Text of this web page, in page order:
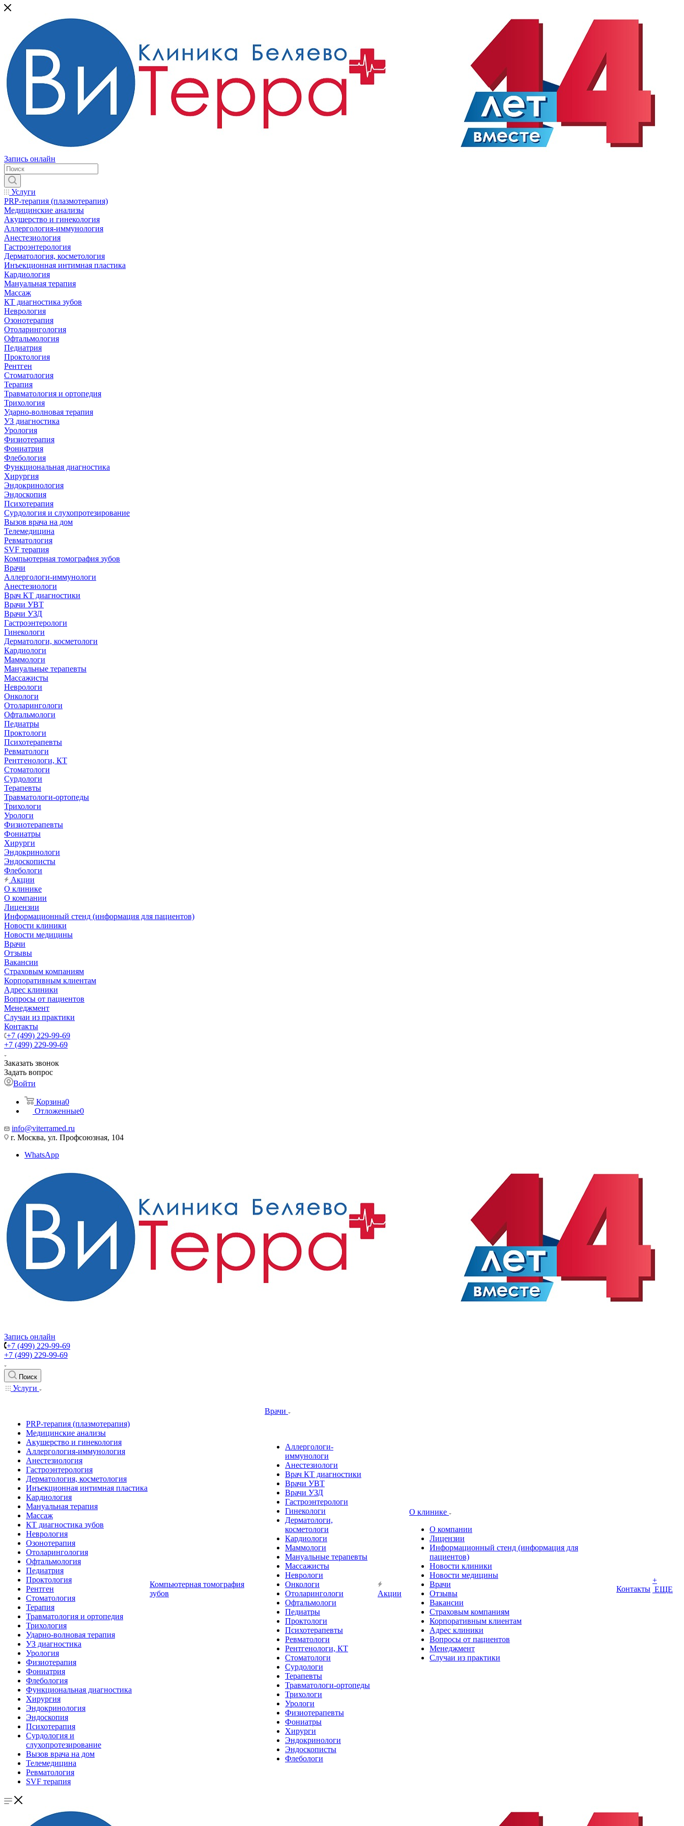
Запись онлайн
Услуги
PRP-терапия (плазмотерапия)
Медицинские анализы
Акушерство и гинекология
Аллергология-иммунология
Анестезиология
Гастроэнтерология
Дерматология, косметология
Инъекционная интимная пластика
Кардиология
Мануальная терапия
Массаж
КТ диагностика зубов
Неврология
Озонотерапия
Отоларингология
Офтальмология
Педиатрия
Проктология
Рентген
Стоматология
Терапия
Травматология и ортопедия
Трихология
Ударно-волновая терапия
УЗ диагностика
Урология
Физиотерапия
Фониатрия
Флебология
Функциональная диагностика
Хирургия
Эндокринология
Эндоскопия
Психотерапия
Сурдология и слухопротезирование
Вызов врача на дом
Телемедицина
Ревматология
SVF терапия
Компьютерная томография зубов
Врачи
Аллергологи-иммунологи
Анестезиологи
Врач КТ диагностики
Врачи УВТ
Врачи УЗД
Гастроэнтерологи
Гинекологи
Дерматологи, косметологи
Кардиологи
Маммологи
Мануальные терапевты
Массажисты
Неврологи
Онкологи
Отоларингологи
Офтальмологи
Педиатры
Проктологи
Психотерапевты
Ревматологи
Рентгенологи, КТ
Стоматологи
Сурдологи
Терапевты
Травматологи-ортопеды
Трихологи
Урологи
Физиотерапевты
Фониатры
Хирурги
Эндокринологи
Эндоскописты
Флебологи
Акции
О клинике
О компании
Лицензии
Информационный стенд (информация для пациентов)
Новости клиники
Новости медицины
Врачи
Отзывы
Вакансии
Страховым компаниям
Корпоративным клиентам
Адрес клиники
Вопросы от пациентов
Менеджмент
Случаи из практики
Контакты
+7 (499) 229-99-69
+7 (499) 229-99-69
Заказать звонок
Задать вопрос
Войти
Корзина0
Отложенные0
info@viterramed.ru
г. Москва, ул. Профсоюзная, 104
WhatsApp
Запись онлайн
+7 (499) 229-99-69
+7 (499) 229-99-69
Поиск
Услуги
PRP-терапия (плазмотерапия)
Медицинские анализы
Акушерство и гинекология
Аллергология-иммунология
Анестезиология
Гастроэнтерология
Дерматология, косметология
Инъекционная интимная пластика
Кардиология
Мануальная терапия
Массаж
КТ диагностика зубов
Неврология
Озонотерапия
Отоларингология
Офтальмология
Педиатрия
Проктология
Рентген
Стоматология
Терапия
Травматология и ортопедия
Трихология
Ударно-волновая терапия
УЗ диагностика
Урология
Физиотерапия
Фониатрия
Флебология
Функциональная диагностика
Хирургия
Эндокринология
Эндоскопия
Психотерапия
Сурдология и
слухопротезирование
Вызов врача на дом
Телемедицина
Ревматология
SVF терапия
Компьютерная томография
зубов
Врачи
Аллергологи-
иммунологи
Анестезиологи
Врач КТ диагностики
Врачи УВТ
Врачи УЗД
Гастроэнтерологи
Гинекологи
Дерматологи,
косметологи
Кардиологи
Маммологи
Мануальные терапевты
Массажисты
Неврологи
Онкологи
Отоларингологи
Офтальмологи
Педиатры
Проктологи
Психотерапевты
Ревматологи
Рентгенологи, КТ
Стоматологи
Сурдологи
Терапевты
Травматологи-ортопеды
Трихологи
Урологи
Физиотерапевты
Фониатры
Хирурги
Эндокринологи
Эндоскописты
Флебологи
Акции
О клинике
О компании
Лицензии
Информационный стенд (информация для
пациентов)
Новости клиники
Новости медицины
Врачи
Отзывы
Вакансии
Страховым компаниям
Корпоративным клиентам
Адрес клиники
Вопросы от пациентов
Менеджмент
Случаи из практики
Контакты
+
ЕЩЕ